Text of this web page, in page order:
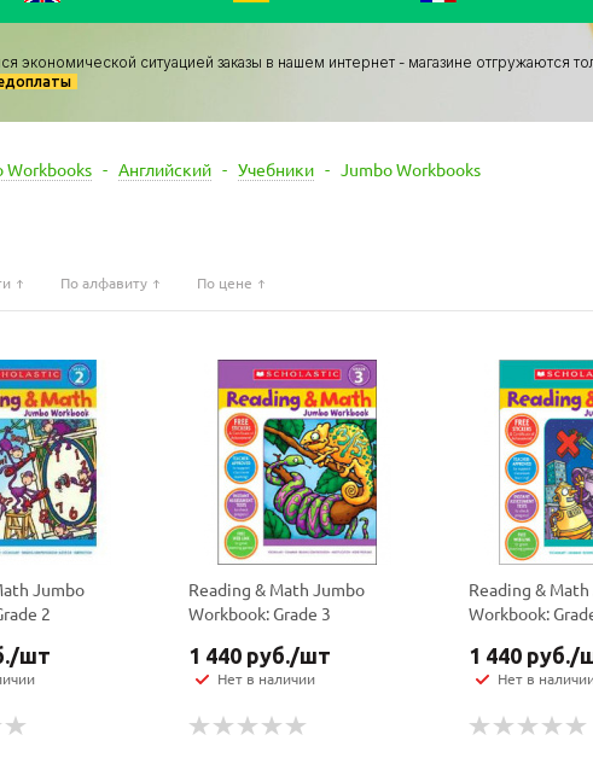
экономической ситуацией заказы в нашем интернет - магазине отгружаются
Workbooks - Английский - Учебники - Jumbo Workbooks
По алфавиту По цене
Jumbo
2
/шт
Reading & Math Jumbo
Workbook: Grade 3
1 440 руб./шт
Нет в наличии
Reading &
Workbook:
1 440 руб./
Нет в